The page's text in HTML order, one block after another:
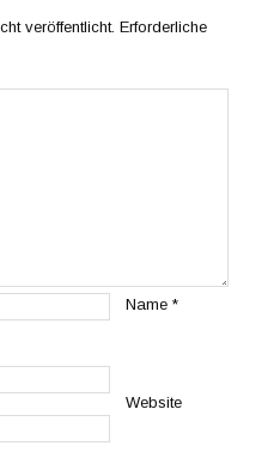
veröffentlicht. Erforderliche
Name*
Website